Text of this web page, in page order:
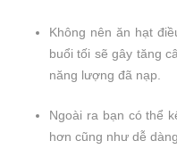
Không nên ăn hạt
buổi tối sẽ gây tăng
năng lượng đã nạp.
Ngoài ra bạn có thể
hơn cũng như dễ